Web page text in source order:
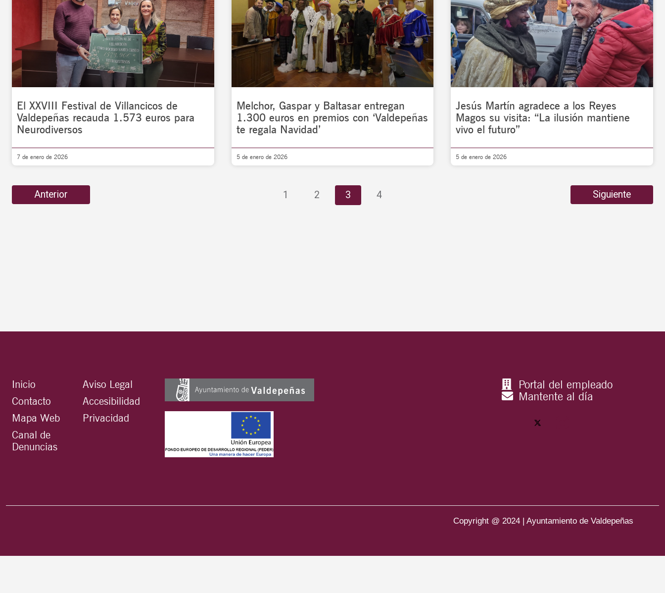
El XXVIII Festival de Villancicos de
Valdepeñas recauda 1.573 euros para
Neurodiversos
7 de enero de 2026
Melchor, Gaspar y Baltasar entregan
1.300 euros en premios con ‘Valdepeñas
te regala Navidad’
5 de enero de 2026
Jesús Martín agradece a los Reyes
Magos su visita: “La ilusión mantiene
vivo el futuro”
5 de enero de 2026
Anterior 1 2 3 4 Siguiente
Inicio
Contacto
Mapa Web
Canal de
Denuncias
Aviso Legal
Accesibilidad
Privacidad
Portal del empleado
Mantente al día
Copyright @ 2024 | Ayuntamiento de Valdepeñas